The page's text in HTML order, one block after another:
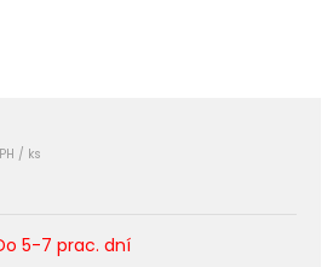
/ ks
5-7 prac. dní